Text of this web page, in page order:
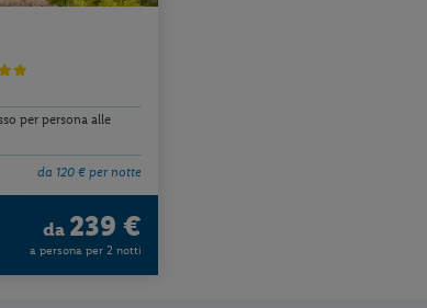
per persona alle
da 120 € per notte
da 239 €
a persona per 2 notti